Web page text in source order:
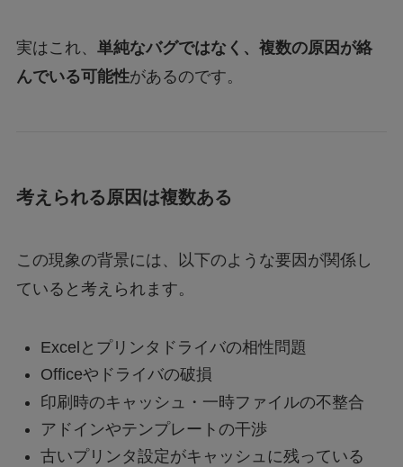
実はこれ、 単純なバグではなく、複数の原因が絡
んでいる可能性があるのです。
考えられる原因は複数ある
この現象の背景には、以下のような要因が関係し
ていると考えられます。
Excelとプリンタドライバの相性問題
Officeやドライバの破損
印刷時のキャッシュ・一時ファイルの不整合
アドインやテンプレートの干渉
古いプリンタ設定がキャッシュに残っている